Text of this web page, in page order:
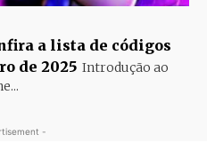
a lista de códigos
de 2025 Introdução ao
-